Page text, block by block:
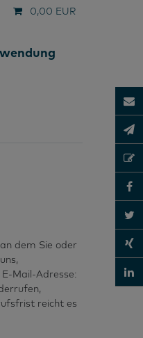
0,00 EUR
dem Sie oder
Mail-Adresse:
reicht es